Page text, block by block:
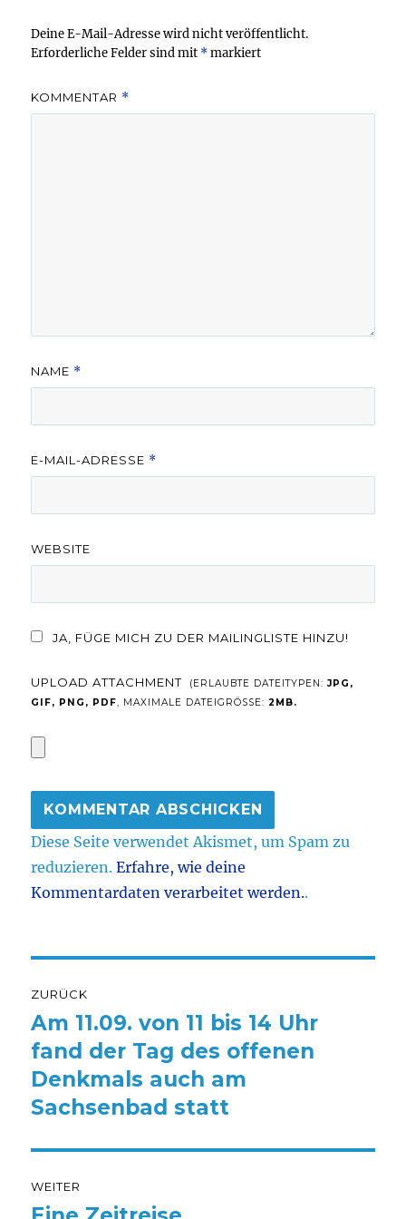
Deine E-Mail-Adresse wird nicht veröffentlicht.
Erforderliche Felder sind mit *markiert
KOMMENTAR *
NAME *
E-MAIL-ADRESSE *
WEBSITE
JA, FÜGE MICH ZU DER MAILINGLISTE HINZU!
UPLOAD ATTACHMENT (ERLAUBTE DATEITYPEN:JPG,
GIF, PNG, PDF
, MAXIMALE DATEIGRÖSSE: 2MB.
Diese Seite verwendet Akismet, um Spam zu
reduzieren.Erfahre, wie deine
Kommentardaten verarbeitet werden..
ZURÜCK
Vorheriger
Beitrag:
Am 11.09. von 11 bis 14 Uhr
fand der Tag des offenen
Denkmals auch am
Sachsenbad statt
WEITER
Nächster